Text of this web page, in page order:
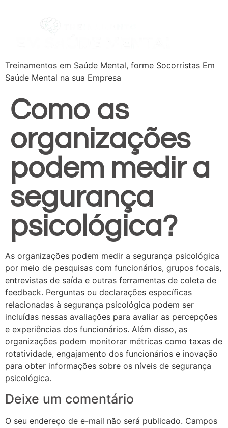
Treinamentos em Saúde Mental, forme Socorristas Em
Saúde Mental na sua Empresa
Como as
organizações
podem medir a
segurança
psicológica?
As organizações podem medir a segurança psicológica
por meio de pesquisas com funcionários, grupos focais,
entrevistas de saída e outras ferramentas de coleta de
feedback. Perguntas ou declarações específicas
relacionadas à segurança psicológica podem ser
incluídas nessas avaliações para avaliar as percepções
e experiências dos funcionários. Além disso, as
organizações podem monitorar métricas como taxas de
rotatividade, engajamento dos funcionários e inovação
para obter informações sobre os níveis de segurança
psicológica.
Deixe um comentário
O seu endereço de e-mail não será publicado. Campos